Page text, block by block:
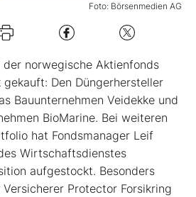
Foto: Börsenmedien AG
norwegische Aktienfonds
Den Düngerhersteller
Bauunternehmen Veidekke und
BioMarine. Bei weiteren
hat Fondsmanager Leif
Wirtschaftsdienstes
aufgestockt. Besonders
Protector Forsikring